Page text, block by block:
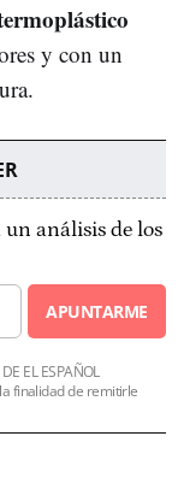
y con un
análisis de los
APUNTARME
EL ESPAÑOL
finalidad de remitirle